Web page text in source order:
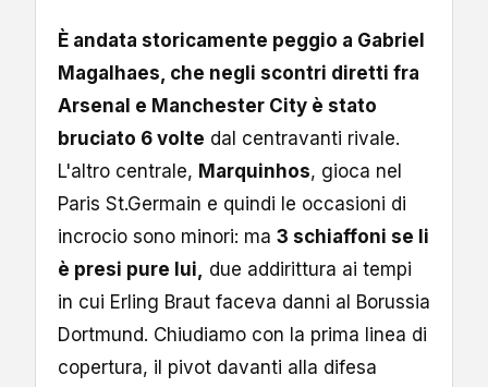
È andata storicamente peggio a Gabriel
Magalhaes, che negli scontri diretti fra
Arsenal e Manchester City è stato
bruciato 6 volte dal centravanti rivale.
L'altro centrale, Marquinhos, gioca nel
Paris St.Germain e quindi le occasioni di
incrocio sono minori: ma 3 schiaffoni se li
è presi pure lui,
due addirittura ai tempi
in cui Erling Braut faceva danni al Borussia
Dortmund. Chiudiamo con la prima linea di
copertura, il pivot davanti alla difesa